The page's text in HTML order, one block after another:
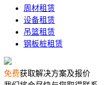
周材租赁
设备租赁
吊篮租赁
钢板桩租赁
免费获取解决方案及报价